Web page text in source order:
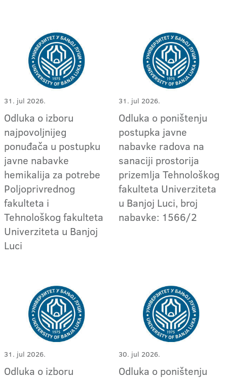
31. jul 2026.
Odluka o izboru
najpovoljnijeg
ponuđača u postupku
javne nabavke
hemikalija za potrebe
Poljoprivrednog
fakulteta i
Tehnološkog fakulteta
Univerziteta u Banjoj
Luci
31. jul 2026.
Odluka o poništenju
postupka javne
nabavke radova na
sanaciji prostorija
prizemlja Tehnološkog
fakulteta Univerziteta
u Banjoj Luci, broj
nabavke: 1566/2
31. jul 2026.
Odluka o izboru
30. jul 2026.
Odluka o poništenju